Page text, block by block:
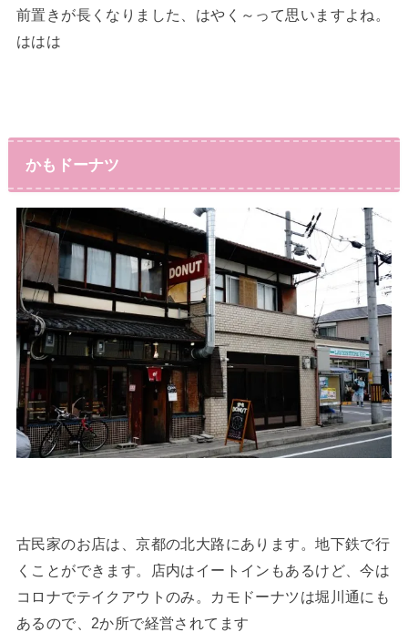
前置きが長くなりました、はやく～って思いますよね。
ははは
かもドーナツ
古民家のお店は、京都の北大路にあります。地下鉄で行
くことができます。店内はイートインもあるけど、今は
コロナでテイクアウトのみ。カモドーナツは堀川通にも
あるので、2か所で経営されてます